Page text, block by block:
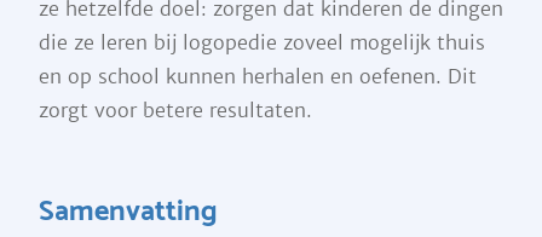
ze hetzelfde doel: zorgen dat kinderen de dingen
die ze leren bij logopedie zoveel mogelijk thuis
en op school kunnen herhalen en oefenen. Dit
zorgt voor betere resultaten.
Samenvatting